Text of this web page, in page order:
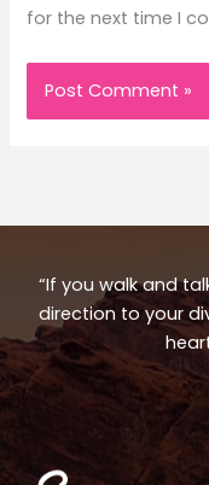
for the next time I
“If you walk and
direction to your